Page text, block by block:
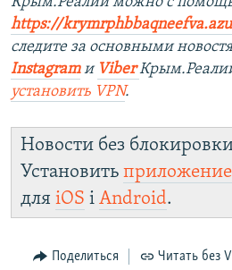
https://
следите за основными
Instagram и Viber
установить VPN.
Новости без
Установить приложение
для iOS і Android.
Поделиться Читать без